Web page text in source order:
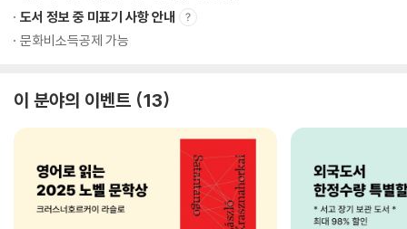
도서 정보 중 미표기 사항 안내
문화비소득공제 가능
이 분야의 이벤트 13